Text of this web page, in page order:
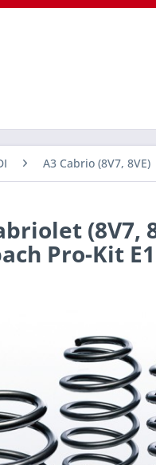
A3 Cabrio (8V7, 8VE)
(8V7,
Pro-Kit